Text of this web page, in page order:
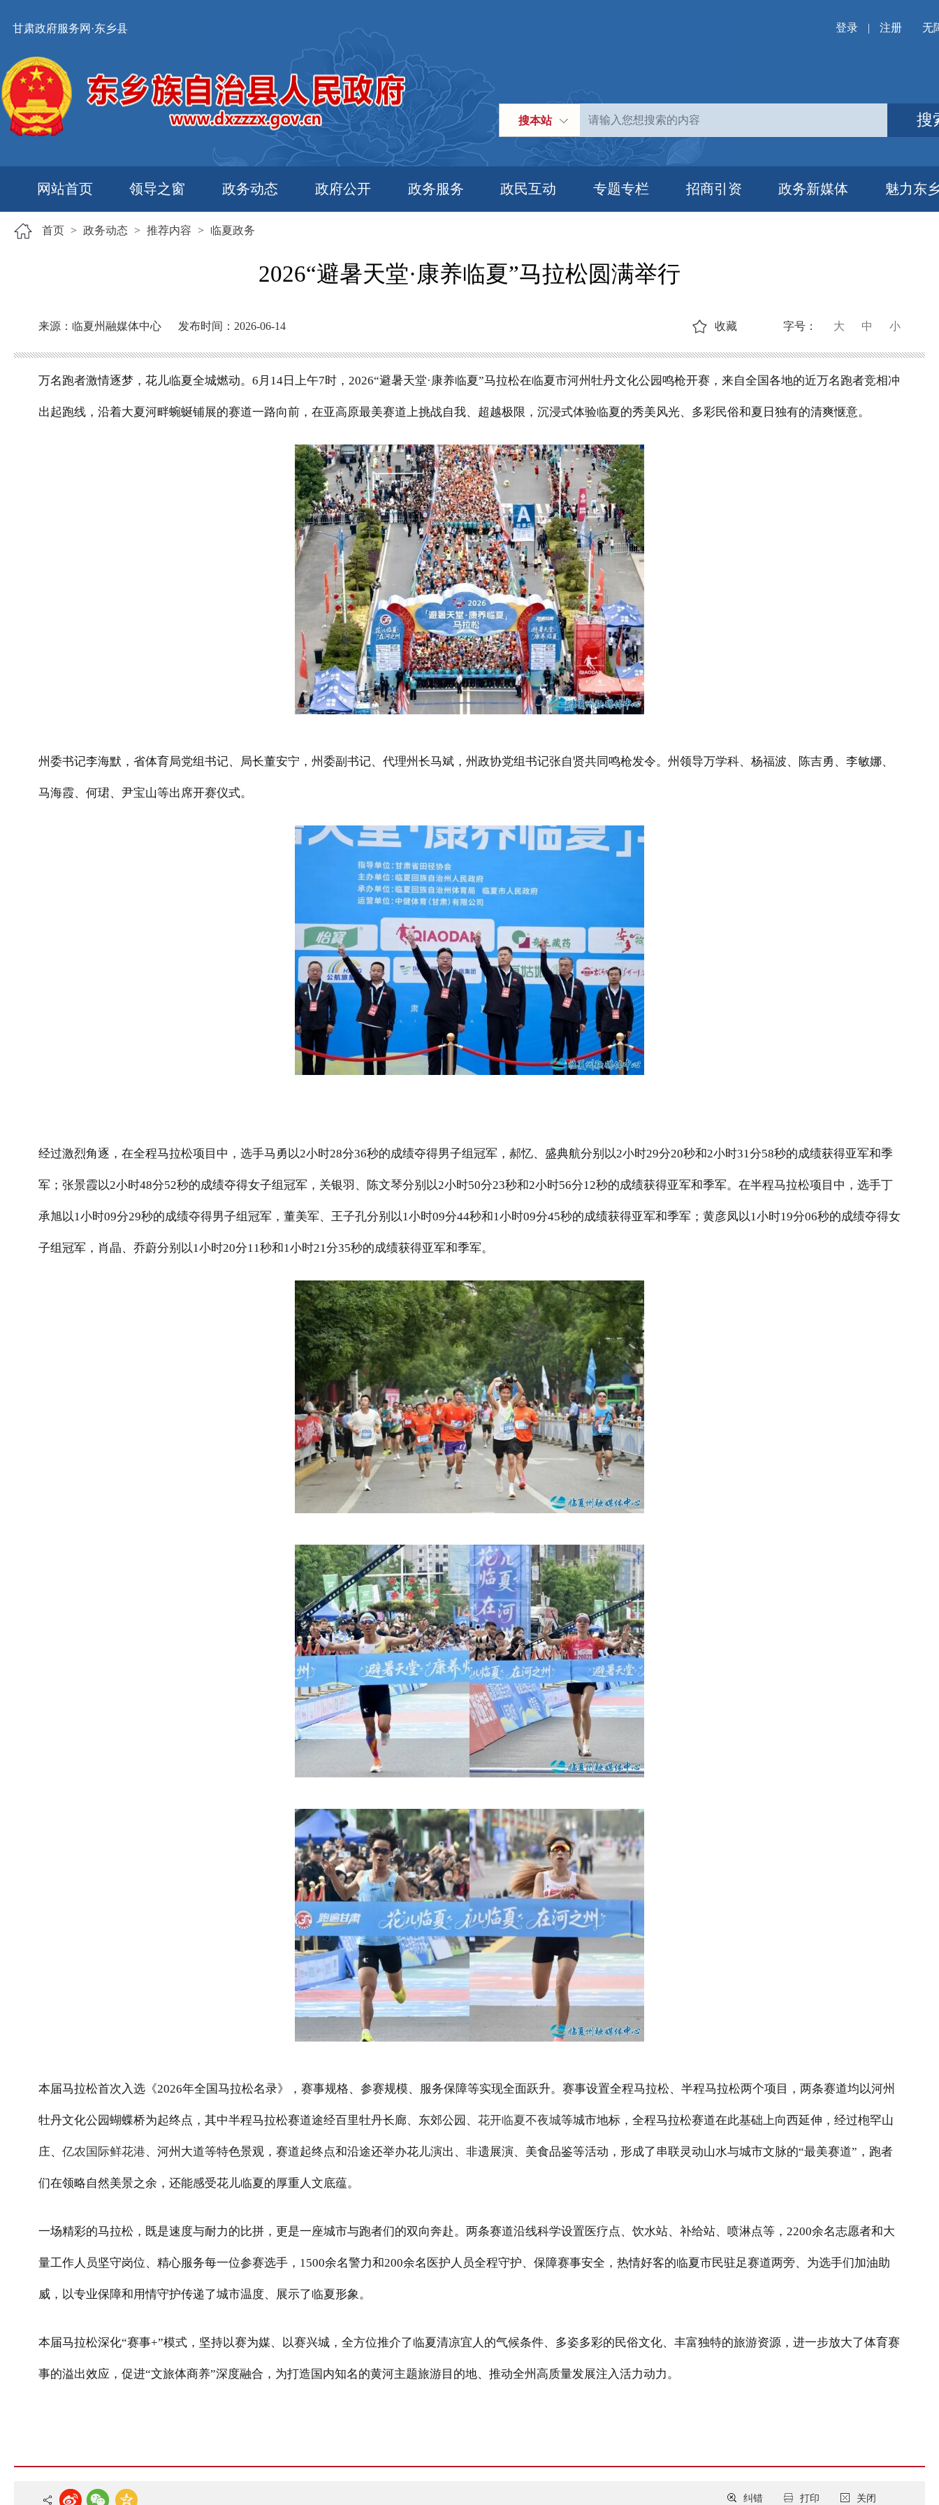
甘肃政府服务网·东乡县 登录 | 注册 无
搜本站 搜
网站首页 领导之窗 政务动态 政府公开 政务服务 政民互动 专题专栏 招商引资 政务新媒体 魅力东
首页 > 政务动态 > 推荐内容 > 临夏政务
2026“避暑天堂·康养临夏”马拉松圆满举行
来源：临夏州融媒体中心 发布时间：2026-06-14 字号： 大 中 小
收藏
万名跑者激情逐梦，花儿临夏全城燃动。 6 月 14 日上午7时， 2026“避暑天堂·康养临夏”马拉松在临夏市河州牡丹文化公园鸣枪开赛，来自全国各地的近万名跑者竞相冲
出起跑线，沿着大夏河畔蜿蜒铺展的赛道一路向前，在亚高原最美赛道上挑战自我、超越极限，沉浸式体验临夏的秀美风光、多彩民俗和夏日独有的清爽惬意。
州委书记李海默，省体育局党组书记、局长董安宁，州委副书记、代理州长马斌，州政协党组书记张自贤共同鸣枪发令。州领导万学科、杨福波、陈吉勇、李敏娜、
马海霞、何珺、尹宝山等出席开赛仪式。
经过激烈角逐，在全程马拉松项目中，选手马勇以2小时28分36秒的成绩夺得男子组冠军，郝忆、盛典航分别以2小时29分20秒和2小时31分58秒的成绩获得亚军和季
军；张景霞以2小时48分52秒的成绩夺得女子组冠军，关银羽、陈文琴分别以2小时50分23秒和2小时56分12秒的成绩获得亚军和季军。在半程马拉松项目中，选手丁
承旭以1小时09分29秒的成绩夺得男子组冠军，董美军、王子孔分别以1小时09分44秒和1小时09分45秒的成绩获得亚军和季军；黄彦凤以1小时19分06秒的成绩夺得女
子组冠军，肖晶、乔蔚分别以1小时20分11秒和1小时21分35秒的成绩获得亚军和季军。
本届马拉松首次入选《2026年全国马拉松名录》，赛事规格、参赛规模、服务保障等实现全面跃升。赛事设置全程马拉松、半程马拉松两个项目，两条赛道均以河州
牡丹文化公园蝴蝶桥为起终点，其中半程马拉松赛道途经百里牡丹长廊、东郊公园、 花开临夏不夜城等城市地标，全程马拉松赛道在此基础上向西延伸，经过枹罕山
庄、 亿农国际鲜花港、河州大道等特色景观，赛道起终点和沿途还举办花儿演出、非遗展演、美食品鉴等活动，形成了串联灵动山水与城市文脉的“最美赛道”，跑者
们在领略自然美景之余，还能感受花儿临夏的厚重人文底蕴。
一场精彩的马拉松，既是速度与耐力的比拼，更是一座城市与跑者们的双向奔赴。两条赛道沿线科学设置医疗点、饮水站、补给站、喷淋点等， 2200余名志愿者和大
量工作人员坚守岗位、精心服务每一位参赛选手， 1500余名警力和200余名医护人员全程守护、保障赛事安全，热情好客的临夏市民驻足赛道两旁、为选手们加油助
威，以专业保障和用情守护传递了城市温度、展示了临夏形象。
本届马拉松深化“赛事+”模式，坚持以赛为媒、以赛兴城，全方位推介了临夏清凉宜人的气候条件、多姿多彩的民俗文化、丰富独特的旅游资源，进一步放大了体育赛
事的溢出效应，促进“文旅体商养”深度融合，为打造国内知名的黄河主题旅游目的地、推动全州高质量发展注入活力动力。
关闭
打印
纠错